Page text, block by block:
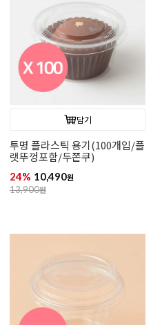
담기
투명 플라스틱 용기(100개입/플
랫뚜껑포함/두쫀쿠)
24% 10,490원
13,900원